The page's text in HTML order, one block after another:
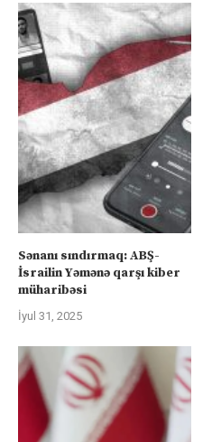
Sənanı sındırmaq: ABŞ-
İsrailin Yəmənə qarşı kiber
müharibəsi
İyul 31, 2025